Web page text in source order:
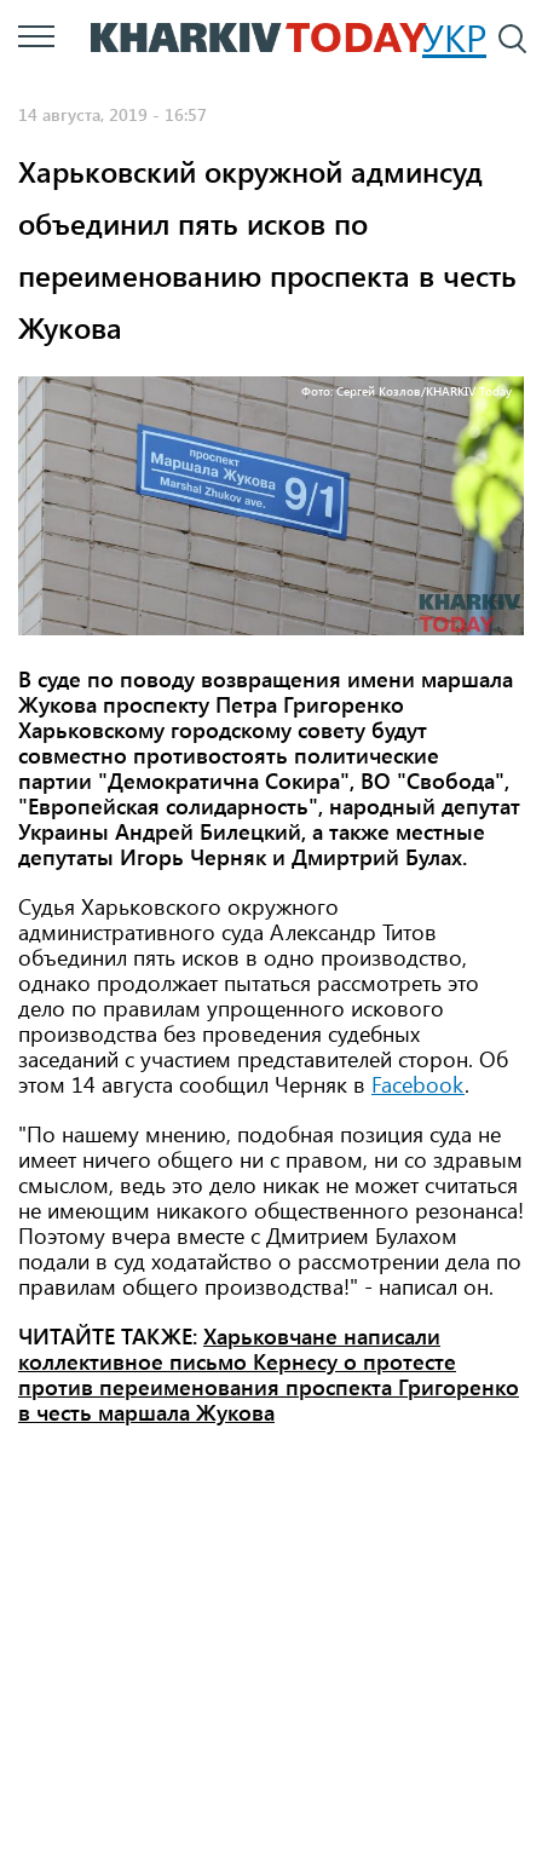
Перейти
к
УКР
14 августа, 2019 - 16:57
Харьковский окружной админсуд
объединил пять исков по
переименованию проспекта в честь
Жукова
Фото: Сергей Козлов/KHARKIV Today
В суде по поводу возвращения имени маршала
Жукова проспекту Петра Григоренко
Харьковскому городскому совету будут
совместно противостоять политические
партии "Демократична Сокира", ВО "Свобода",
"Европейская солидарность", народный депутат
Украины Андрей Билецкий, а также местные
депутаты Игорь Черняк и Дмиртрий Булах.
Судья Харьковского окружного
административного суда Александр Титов
объединил пять исков в одно производство,
однако продолжает пытаться рассмотреть это
дело по правилам упрощенного искового
производства без проведения судебных
заседаний с участием представителей сторон. Об
этом 14 августа сообщил Черняк в Facebook.
"По нашему мнению, подобная позиция суда не
имеет ничего общего ни с правом, ни со здравым
смыслом, ведь это дело никак не может считаться
не имеющим никакого общественного резонанса!
Поэтому вчера вместе с Дмитрием Булахом
подали в суд ходатайство о рассмотрении дела по
правилам общего производства!" - написал он.
ЧИТАЙТЕ ТАКЖЕ: Харьковчане написали
коллективное письмо Кернесу о протесте
против переименования проспекта Григоренко
в честь маршала Жукова